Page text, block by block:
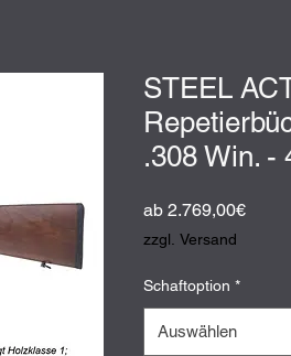
STEEL
.308 Win. -
ab 2.769,00€Sale-
zzgl. Versand
Schaftoption *
Auswählen